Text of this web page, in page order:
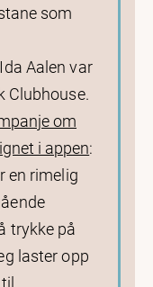
som
Aalen var
Clubhouse.
om
i appen:
en rimelig
trykke på
laster opp